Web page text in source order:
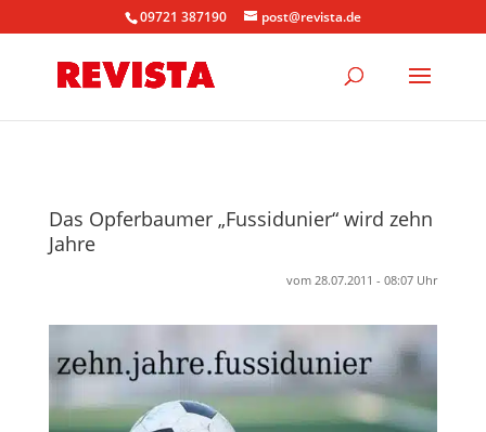
09721 387190 post@revista.de
Das Opferbaumer „Fussidunier“ wird zehn
Jahre
vom 28.07.2011 - 08:07 Uhr